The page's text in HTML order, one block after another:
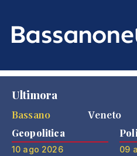
Ultimora
Bassano
Veneto
Geopolitica
10 ago 2026 09